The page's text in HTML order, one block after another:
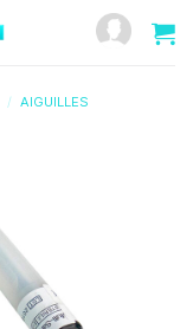
/ AIGUILLES